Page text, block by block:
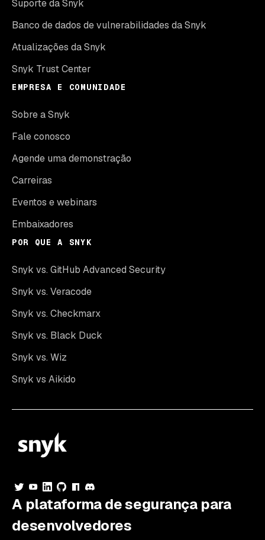
Suporte da Snyk
Banco de dados de vulnerabilidades da Snyk
Atualizações da Snyk
Snyk Trust Center
EMPRESA E COMUNIDADE
Sobre a Snyk
Fale conosco
Agende uma demonstração
Carreiras
Eventos e webinars
Embaixadores
POR QUE A SNYK
Snyk vs. GitHub Advanced Security
Snyk vs. Veracode
Snyk vs. Checkmarx
Snyk vs. Black Duck
Snyk vs. Wiz
Snyk vs Aikido
A plataforma de segurança para
desenvolvedores